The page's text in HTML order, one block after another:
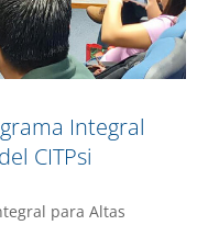
Integral
CITPsi
para Altas